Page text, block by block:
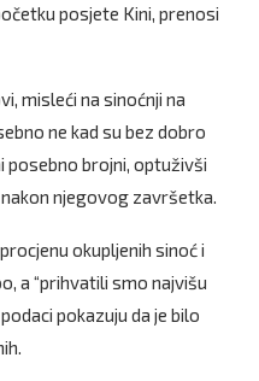
posjete Kini, prenosi
misleći na sinoćnji na
ne kad su bez dobro
posebno brojni, optuživši
njegovog završetka.
okupljenih sinoć i
a “prihvatili smo najvišu
pokazuju da je bilo